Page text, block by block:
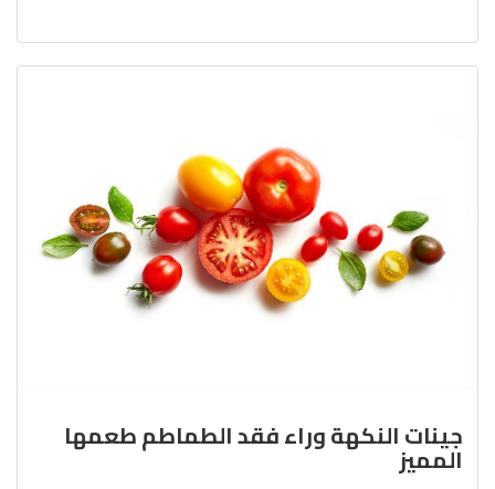
جينات النكهة وراء فقد الطماطم طعمها
المميز